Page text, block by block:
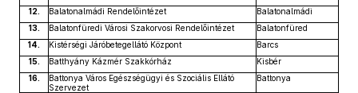
12.
Balatonalmádi Rendelőintézet
Balatonalmádi
13.
Balatonfüredi Városi Szakorvosi Rendelőintézet
Balatonfüred
14.
Kistérségi Járóbetegellátó Központ
Barcs
15.
Batthyány Kázmér Szakkórház
Kisbér
16.
Battonya Város Egészségügyi és Szociális Ellátó
Szervezet
Battonya